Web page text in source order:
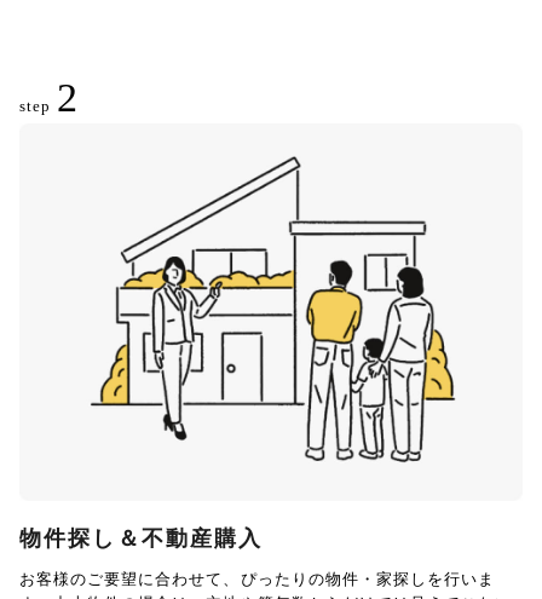
step 2
物件探し＆不動産購入
お客様のご要望に合わせて、ぴったりの物件・家探しを行いま